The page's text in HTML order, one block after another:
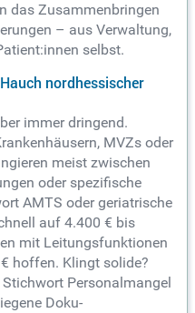
das Zusammenbringen
– aus Verwaltung,
selbst.
nordhessischer
immer dringend.
MVZs oder
meist zwischen
oder spezifische
AMTS oder geriatrische
auf 4.400 € bis
mit Leitungsfunktionen
hoffen. Klingt solide?
Personalmangel
Doku-